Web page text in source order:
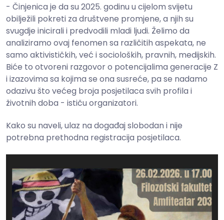
- Činjenica je da su 2025. godinu u cijelom svijetu
obilježili pokreti za društvene promjene, a njih su
svugdje inicirali i predvodili mladi ljudi. Želimo da
analiziramo ovaj fenomen sa različitih aspekata, ne
samo aktivističkih, već i socioloških, pravnih, medijskih.
Biće to otvoreni razgovor o potencijalima generacije Z
i izazovima sa kojima se ona susreće, pa se nadamo
odazivu što većeg broja posjetilaca svih profila i
životnih doba - ističu organizatori.
Kako su naveli, ulaz na događaj slobodan i nije
potrebna prethodna registracija posjetilaca.